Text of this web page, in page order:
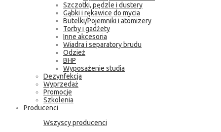
Szczotki, pędzle i dustery
Gąbki i rękawice do mycia
Butelki/Pojemniki i atomizery
Torby i gadżety
Inne akcesoria
Wiadra i separatory brudu
Odzież
BHP
Wyposażenie studia
Dezynfekcja
Wyprzedaż
Promocje
Szkolenia
Producenci
Wszyscy producenci